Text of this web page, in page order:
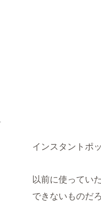
インスタントポ
以前に使ってい
できないものだ